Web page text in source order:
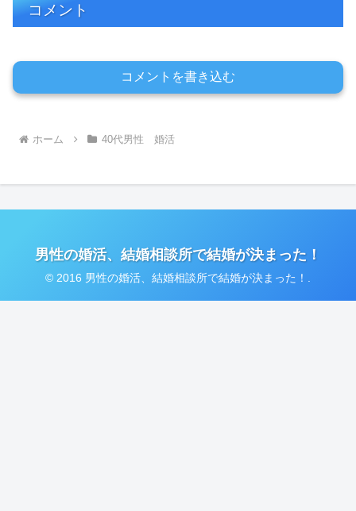
コメント
コメントを書き込む
ホーム 40代男性 婚活
男性の婚活、結婚相談所で結婚が決まった！
© 2016 男性の婚活、結婚相談所で結婚が決まった！.